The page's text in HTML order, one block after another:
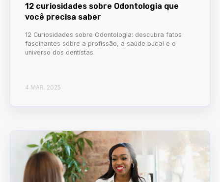
12 curiosidades sobre Odontologia que
você precisa saber
12 Curiosidades sobre Odontologia: descubra fatos
fascinantes sobre a profissão, a saúde bucal e o
universo dos dentistas.
4 MAR. 2025